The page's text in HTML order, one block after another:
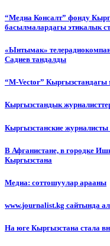
“Медиа Консалт” фонду
басылмалардагы этикалык
«Ынтымак»
Садиев тандалды
“М-Vector” Кыргызстандагы
Кыргызстандык
Кыргызстанские журналисты
В Афганистане, в городке
Кыргызстана
Медиа: соттошуулар арааны
www.journalist.kg сайтында
На юге Кыргызстана стала